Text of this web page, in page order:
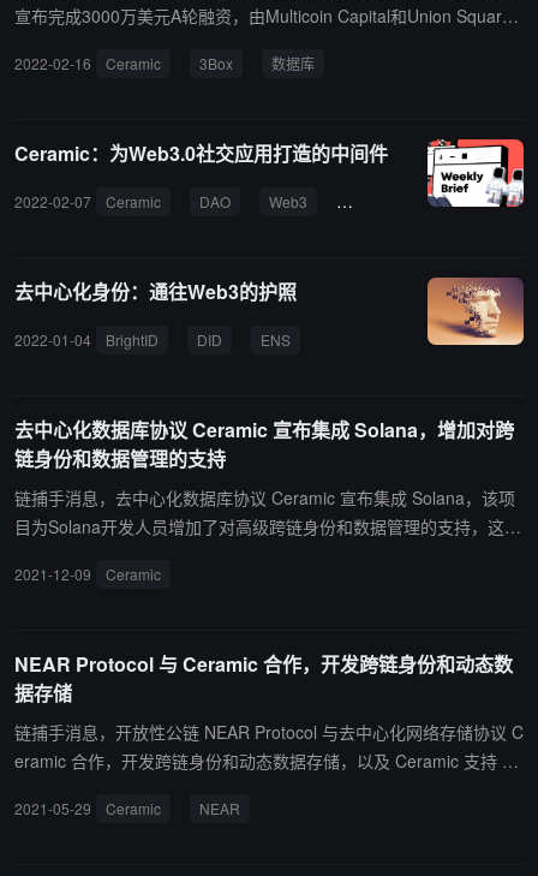
宣布完成3000万美元A轮融资，由Multicoin Capital和Union Square
mp Crypto、Figment、Hashed、Metacartel Ventures、Edge & No
bushi等跟投。筹集资金将用于加速Ceramic的发展和增加Web3生态
币将用于协调网络内的存储、计算和带宽，并增强围绕数据可组合性
的激励措施。（来源链接）
2022-02-16 Ceramic 3Box 数据库
Ceramic：为Web3.0社交应用打造的中间件
2022-02-07 Ceramic DAO Web3 中间件
去中心化身份：通往Web3的护照
2022-01-04 BrightID DID ENS Web3
去中心化数据库协议 Ceramic 宣布集成 Solana，增加对跨
链身份和数据管理的支持
链捕手消息，去中心化数据库协议 Ceramic 宣布集成 Solana，该项
目为Solana开发人员增加了对高级跨链身份和数据管理的支持，这使
中的交易、身份和数据。（来源链接）
2021-12-09 Ceramic
NEAR Protocol 与 Ceramic 合作，开发跨链身份和动态数
据存储
链捕手消息，开放性公链 NEAR Protocol 与去中心化网络存储协议 C
eramic 合作，开发跨链身份和动态数据存储，以及 Ceramic 支持 N
性、版本控制、访问控制和可编程逻辑。通过在 NEAR 协议上集成 C
2021-05-29 Ceramic NEAR